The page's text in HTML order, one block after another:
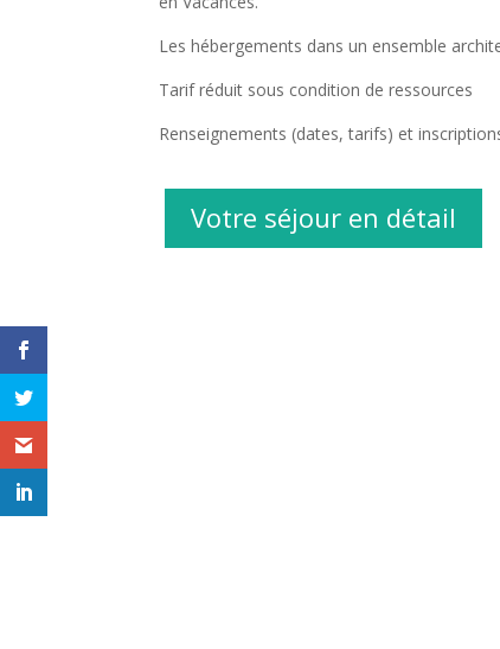
Les hébergements dans un ensemble
Tarif réduit sous condition de ressources
Renseignements (dates, tarifs) et
Votre séjour en détail